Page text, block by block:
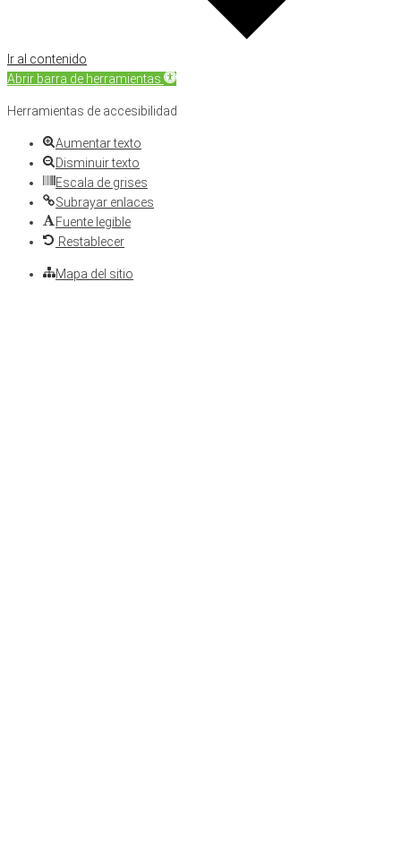
Ir al contenido
Abrir barra de herramientas
Herramientas de accesibilidad
Aumentar texto
Disminuir texto
Escala de grises
Subrayar enlaces
Fuente legible
Restablecer
Mapa del sitio